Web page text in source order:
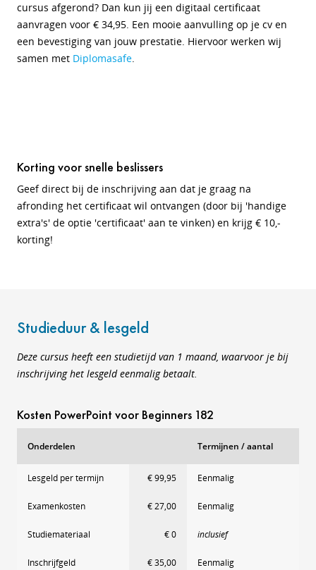
cursus afgerond? Dan kun jij een digitaal certificaat
aanvragen voor € 34,95. Een mooie aanvulling op je cv en
een bevestiging van jouw prestatie. Hiervoor werken wij
samen met Diplomasafe.
Korting voor snelle beslissers
Geef direct bij de inschrijving aan dat je graag na
afronding het certificaat wil ontvangen (door bij 'handige
extra's' de optie 'certificaat' aan te vinken) en krijg € 10,-
korting!
Studieduur & lesgeld
Deze cursus heeft een studietijd van 1 maand, waarvoor je bij
inschrijving het lesgeld eenmalig betaalt.
Kosten PowerPoint voor Beginners 182
Onderdelen Termijnen / aantal
Lesgeld per termijn € 99,95 Eenmalig
Examenkosten € 27,00 Eenmalig
Studiemateriaal € 0 inclusief
Inschrijfgeld € 35,00 Eenmalig